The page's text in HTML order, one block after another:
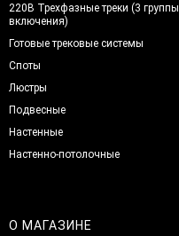
220В Трехфазные треки (3 группы
включения)
Готовые трековые системы
Споты
Люстры
Подвесные
Настенные
Настенно-потолочные
О МАГАЗИНЕ